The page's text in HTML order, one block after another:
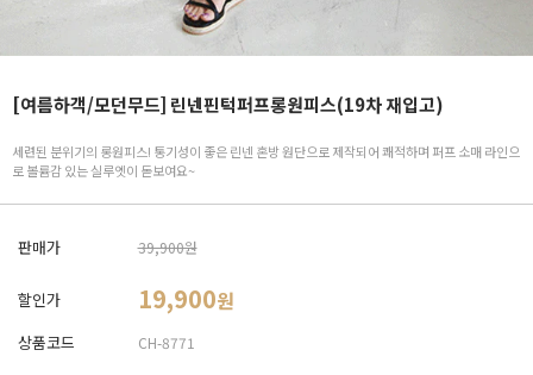
[여름하객/모던무드] 린넨핀턱퍼프롱원피스(19차 재입고)
세련된 분위기의 롱원피스! 통기성이 좋은 린넨 혼방 원단으로 제작되어 쾌적하며 퍼프 소매 라인으
로 볼륨감 있는 실루엣이 돋보여요~
판매가 39,900원
할인가 19,900원
상품코드 CH-8771